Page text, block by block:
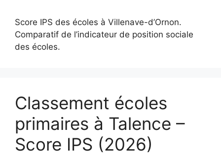
Score IPS des écoles à Villenave-d’Ornon.
Comparatif de l’indicateur de position sociale
des écoles.
Classement écoles
primaires à Talence –
Score IPS (2026)